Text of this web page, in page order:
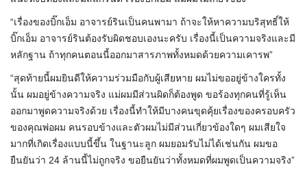
“เรื่องของบิ๊กเอ็ม อาจารย์รินเป็นคนพามา ถ้าจะให้หาความบริสุทธิ์ให้
บิ๊กเอ็ม อาจารย์รินต้องรับผิดชอบเองนะครับ เรื่องนี้เป็นความจริงและมี
หลักฐาน ถ้าทุกคนตอนนี้ออกมาสารภาพทั้งหมดด้วยความเคารพ”
“สุดท้ายนี้ผมยินดีให้ความร่วมมือกับผู้เสียหาย ผมไม่ขออยู่ข้างใครทั้ง
นั้น ผมอยู่ข้างความจริง แม่ผมมีส่วนผิดก็ต้องพูด ขอร้องทุกคนที่รู้เห็น
ออกมาพูดความจริงด้วย เรื่องนี้ทำให้มีบางคนขุดคุ้ยเรื่องของครอบครัว
ของคุณพ่อผม คนรอบข้างและตัวผมไม่มีส่วนเกี่ยวข้องใดๆ ผมเสียใจ
มากที่เกิดเรื่องแบบนี้ขึ้น ในฐานะลูก ผมยอมรับไม่ได้เช่นกัน ผมขอ
ยืนยันว่า 24 ล้านนี้ไม่ถูกจริง ขอยืนยันว่าทั้งหมดที่ผมพูดเป็นความจริง”